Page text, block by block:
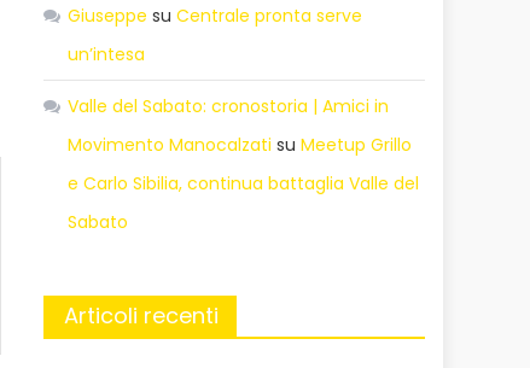
Giuseppe suCentrale pronta serve
un’intesa
Valle del Sabato: cronostoria | Amici in
Movimento Manocalzati suMeetup Grillo
e Carlo Sibilia, continua battaglia Valle del
Sabato
Articoli recenti